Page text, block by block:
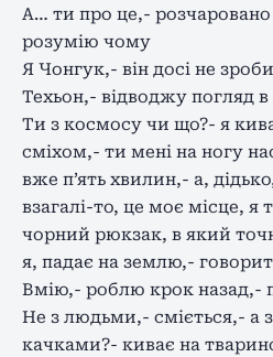
А… ти про це,- розчаровано
розумію чому
Я Чонгук,- він досі не
Техьон,- відводжу погляд в
Ти з космосу чи що?- я
сміхом,- ти мені на ногу
вже п’ять хвилин,- а,
взагалі-то, це моє місце,
чорний рюкзак, в який
я, падає на землю,-
Вмію,- роблю крок назад,-
Не з людьми,- сміється,- а
качками?- киває на